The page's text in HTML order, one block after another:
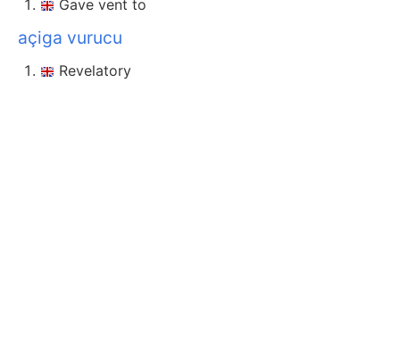
Gave vent to
açiga vurucu
Revelatory